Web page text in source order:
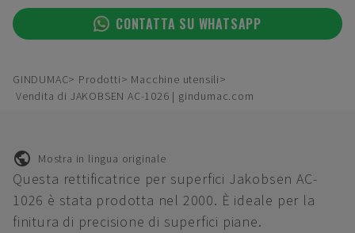
CONTATTA SU WHATSAPP
GINDUMAC Prodotti
Macchine utensili
Vendita di JAKOBSEN AC-1026 | gindumac.com
Mostra in lingua originale
Questa rettificatrice per superfici Jakobsen AC-
1026 è stata prodotta nel 2000. È ideale per la
finitura di precisione di superfici piane.